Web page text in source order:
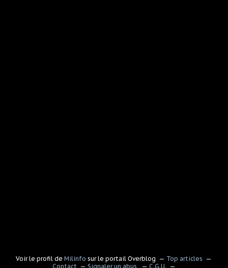
Voir le profil deMilinfo sur le portail Overblog
Top articles
Contact
Signaler un abus
C.G.U.